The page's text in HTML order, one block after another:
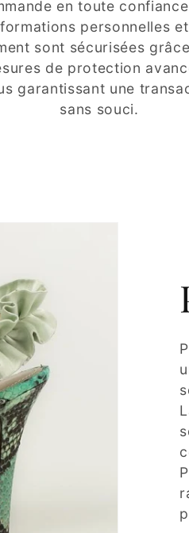
en toute
personnelles
sont sécurisées
de protection
garantissant une
sans souci.